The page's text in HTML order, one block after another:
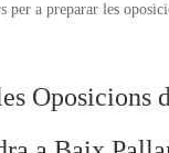
per a preparar les
Oposicions